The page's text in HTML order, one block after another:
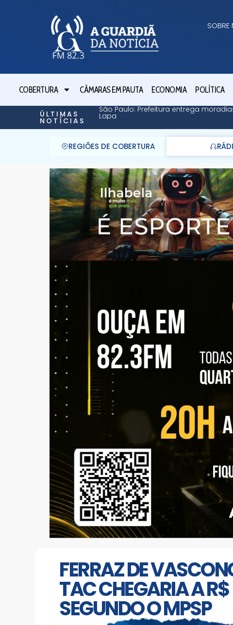
SOBRE
COBERTURA CÂMARAS EM PAUTA ECONOMIA POLÍTICA
ÚLTIMAS
NOTÍCIAS
São Paulo: Prefeitura entrega
Lapa
REGIÕES DE COBERTURA
FERRAZ DE
TAC CHEGARIA A
SEGUNDO O MPSP